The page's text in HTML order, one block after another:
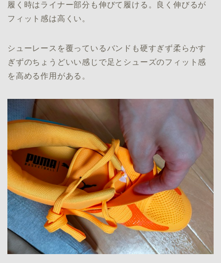
履く時はライナー部分も伸びて履ける。良く伸びるが
フィット感は高くい。
シューレースを覆っているバンドも硬すぎず柔らかす
ぎずのちょうどいい感じで足とシューズのフィット感
を高める作用がある。